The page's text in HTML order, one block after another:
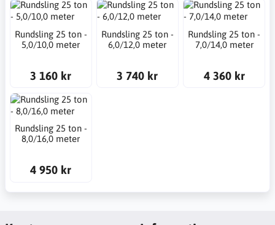
Rundsling 25 ton -
5,0/10,0 meter
3 160 kr
Rundsling 25 ton -
6,0/12,0 meter
3 740 kr
Rundsling 25 ton -
7,0/14,0 meter
4 360 kr
Rundsling 25 ton -
8,0/16,0 meter
4 950 kr